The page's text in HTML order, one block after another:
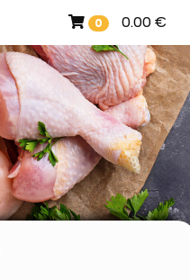
0 0.00 €